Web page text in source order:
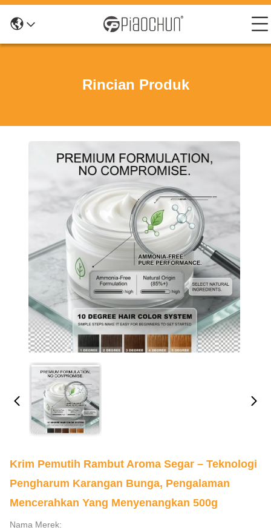
Rincian Produk
Krim Pemutih Rambut Aroma Segar – Teknologi
Pengharum Karangan Bunga, Pengalaman
Mencerahkan Yang Menyenangkan 500g
Nama Merek: